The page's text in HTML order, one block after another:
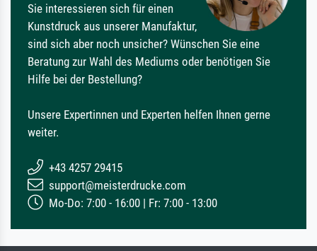
Sie interessieren sich für einen
Kunstdruck aus unserer Manufaktur,
sind sich aber noch unsicher? Wünschen Sie eine
Beratung zur Wahl des Mediums oder benötigen Sie
Hilfe bei der Bestellung?
Unsere Expertinnen und Experten helfen Ihnen gerne
weiter.
+43 4257 29415
support@meisterdrucke.com
Mo-Do: 7:00 - 16:00 | Fr: 7:00 - 13:00